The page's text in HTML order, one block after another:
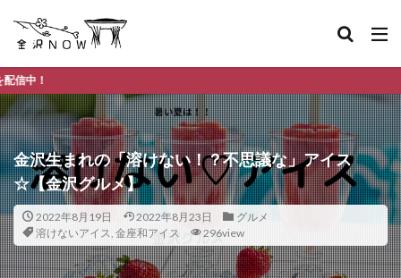
金沢生まれの「溶けない！？不思議な」アイス
☆【金沢グルメ】
2022年8月19日 2022年8月23日
グルメ
溶けないアイス, 金座和アイス 296view